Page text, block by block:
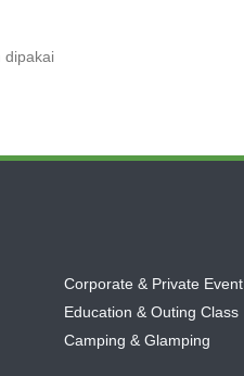
dipakai
Corporate & Private Event
Education & Outing Class
Camping & Glamping